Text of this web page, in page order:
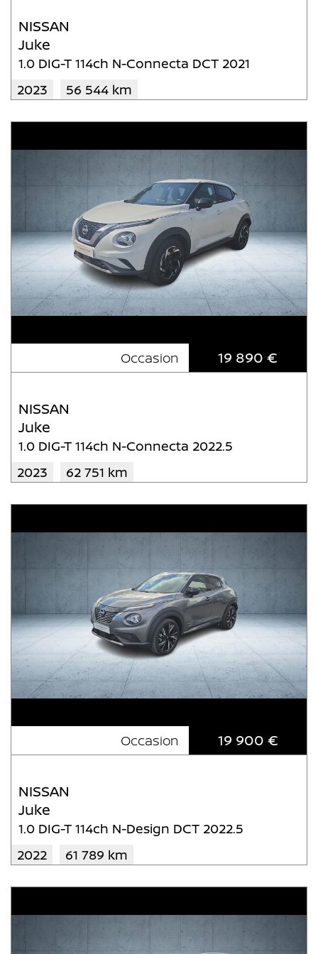
NISSAN
Juke
1.0 DIG-T 114ch N-Connecta DCT 2021
2023
56 544 km
Occasion 19 890 €
NISSAN
Juke
1.0 DIG-T 114ch N-Connecta 2022.5
2023
62 751 km
Occasion 19 900 €
NISSAN
Juke
1.0 DIG-T 114ch N-Design DCT 2022.5
2022
61 789 km